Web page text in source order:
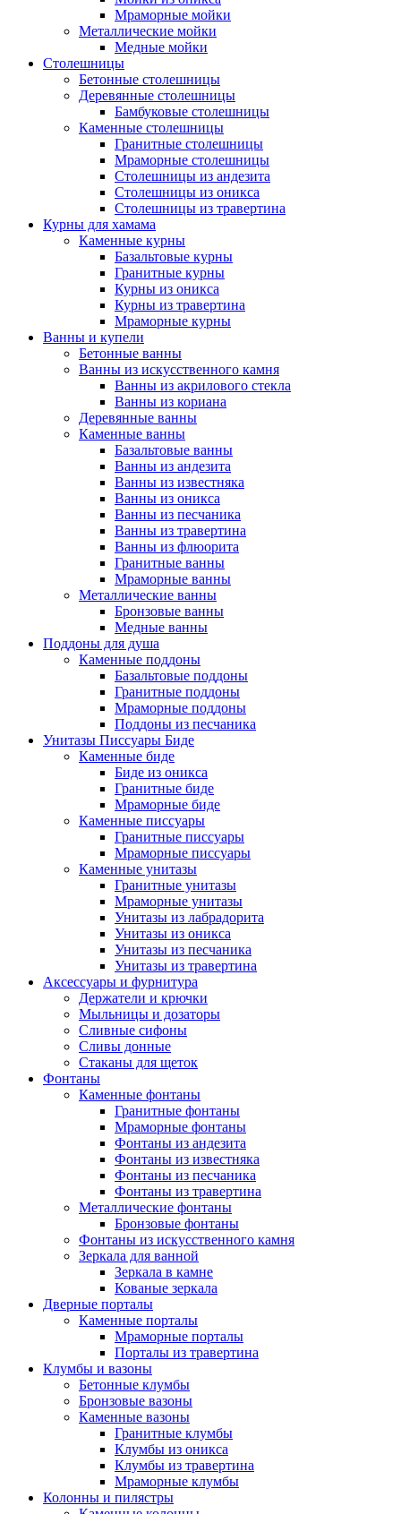
Мраморные мойки
Металлические мойки
Медные мойки
Столешницы
Бетонные столешницы
Деревянные столешницы
Бамбуковые столешницы
Каменные столешницы
Гранитные столешницы
Мраморные столешницы
Столешницы из андезита
Столешницы из оникса
Столешницы из травертина
Курны для хамама
Каменные курны
Базальтовые курны
Гранитные курны
Курны из оникса
Курны из травертина
Мраморные курны
Ванны и купели
Бетонные ванны
Ванны из искусственного камня
Ванны из акрилового стекла
Ванны из кориана
Деревянные ванны
Каменные ванны
Базальтовые ванны
Ванны из андезита
Ванны из известняка
Ванны из оникса
Ванны из песчаника
Ванны из травертина
Ванны из флюорита
Гранитные ванны
Мраморные ванны
Металлические ванны
Бронзовые ванны
Медные ванны
Поддоны для душа
Каменные поддоны
Базальтовые поддоны
Гранитные поддоны
Мраморные поддоны
Поддоны из песчаника
Унитазы Писсуары Биде
Каменные биде
Биде из оникса
Гранитные биде
Мраморные биде
Каменные писсуары
Гранитные писсуары
Мраморные писсуары
Каменные унитазы
Гранитные унитазы
Мраморные унитазы
Унитазы из лабрадорита
Унитазы из оникса
Унитазы из песчаника
Унитазы из травертина
Аксессуары и фурнитура
Держатели и крючки
Мыльницы и дозаторы
Сливные сифоны
Сливы донные
Стаканы для щеток
Фонтаны
Каменные фонтаны
Гранитные фонтаны
Мраморные фонтаны
Фонтаны из андезита
Фонтаны из известняка
Фонтаны из песчаника
Фонтаны из травертина
Металлические фонтаны
Бронзовые фонтаны
Фонтаны из искусственного камня
Зеркала для ванной
Зеркала в камне
Кованые зеркала
Дверные порталы
Каменные порталы
Мраморные порталы
Порталы из травертина
Клумбы и вазоны
Бетонные клумбы
Бронзовые вазоны
Каменные вазоны
Гранитные клумбы
Клумбы из оникса
Клумбы из травертина
Мраморные клумбы
Колонны и пилястры